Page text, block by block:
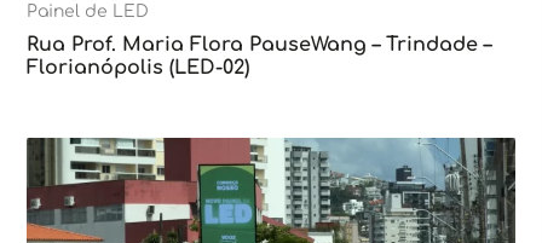
Painel de LED
Rua Prof. Maria Flora PauseWang – Trindade –
Florianópolis (LED-02)